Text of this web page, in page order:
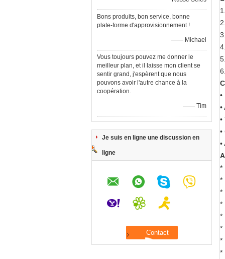
Bons produits, bon service, bonne
plate-forme d'approvisionnement !
—— Michael
Vous toujours pouvez me donner le
meilleur plan, et il laisse mon client se
sentir grand, j'espèrent que nous
pouvons avoir l'autre chance à la
coopération.
—— Tim
Je suis en ligne une discussion en
ligne
*
*
*
*
*
*
*
*